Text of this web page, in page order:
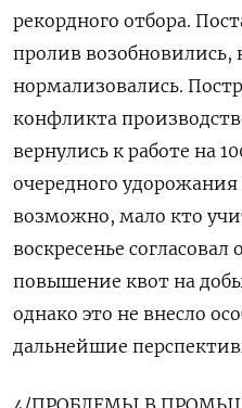
рекордного ‌отбора.
пролив возобновились,
нормализовались.
конфликта
вернулись к работе на
очередного
возможно, мало кто
воскресенье
повышение квот на
однако это не внесло
дальнейшие